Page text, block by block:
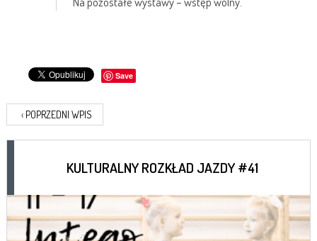
Save
‹ POPRZEDNI WPIS
KULTURALNY ROZKŁAD JAZDY #41